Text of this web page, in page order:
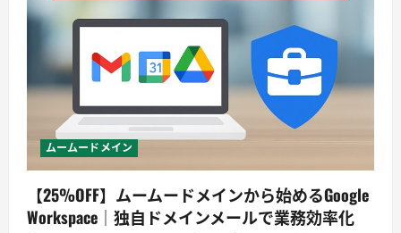
ムームードメイン
【25%OFF】ムームードメインから始めるGoogle
Workspace｜独自ドメインメールで業務効率化